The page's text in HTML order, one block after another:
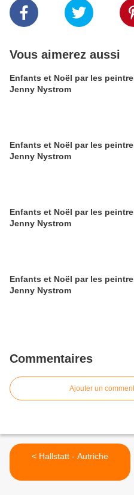
Vous aimerez aussi
Enfants et Noël par les
Jenny Nystrom
Enfants et Noël par les
Jenny Nystrom
Enfants et Noël par les
Jenny Nystrom
Enfants et Noël par les
Jenny Nystrom
Commentaires
Ajouter un
< Hallstatt - Autriche